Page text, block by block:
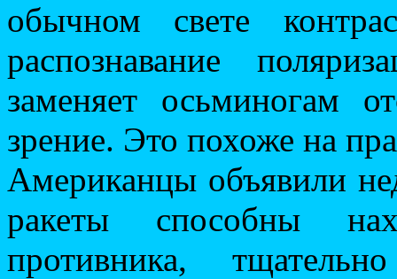
обычном свете
распознавание
заменяет осьминогам
зрение. Это похоже на
Американцы объявили
ракеты способны
противника,